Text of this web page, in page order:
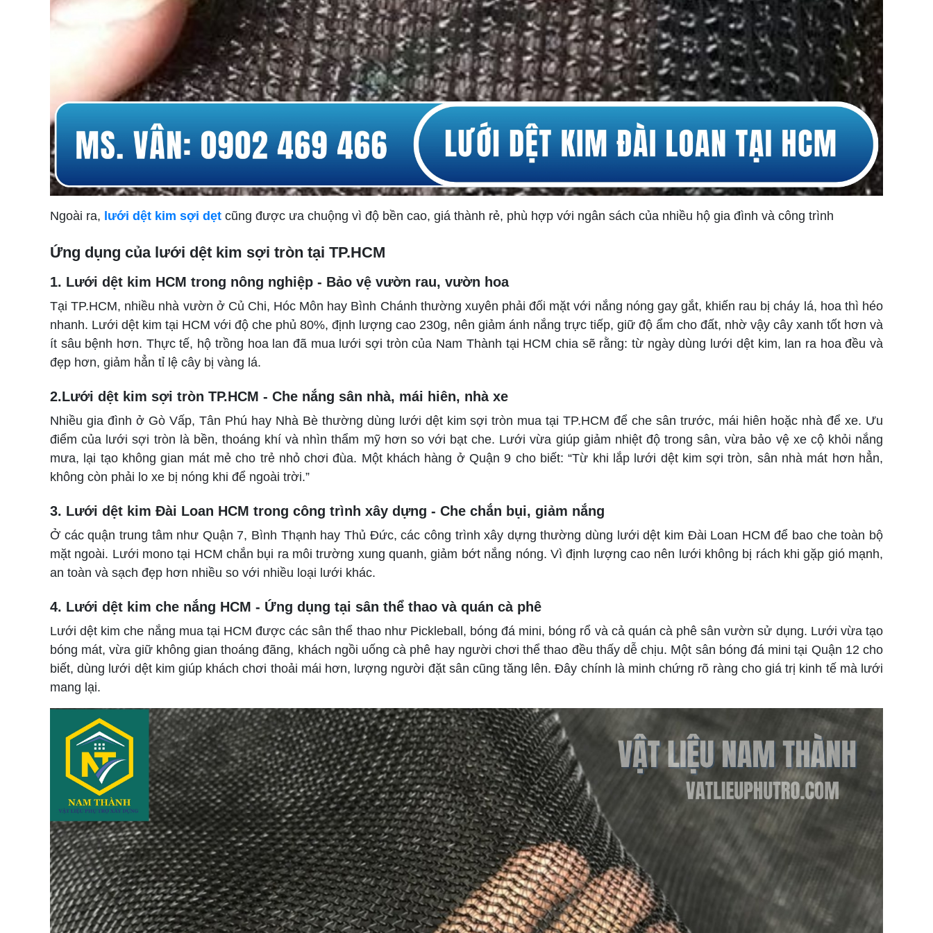
Ngoài ra, lưới dệt kim sợi dẹt cũng được ưa chuộng vì độ bền cao, giá thành rẻ, phù hợp với ngân sách của nhiều hộ gia đình và công trình
Ứng dụng của lưới dệt kim sợi tròn tại TP.HCM
1. Lưới dệt kim HCM trong nông nghiệp - Bảo vệ vườn rau, vườn hoa
Tại TP.HCM, nhiều nhà vườn ở Củ Chi, Hóc Môn hay Bình Chánh thường xuyên phải đối mặt với nắng nóng gay gắt, khiến rau bị cháy lá, hoa thì héo
nhanh. Lưới dệt kim tại HCM với độ che phủ 80%, định lượng cao 230g, nên giảm ánh nắng trực tiếp, giữ độ ẩm cho đất, nhờ vậy cây xanh tốt hơn và
ít sâu bệnh hơn. Thực tế, hộ trồng hoa lan đã mua lưới sợi tròn của Nam Thành tại HCM chia sẽ rằng: từ ngày dùng lưới dệt kim, lan ra hoa đều và
đẹp hơn, giảm hẳn tỉ lệ cây bị vàng lá.
2.Lưới dệt kim sợi tròn TP.HCM - Che nắng sân nhà, mái hiên, nhà xe
Nhiều gia đình ở Gò Vấp, Tân Phú hay Nhà Bè thường dùng lưới dệt kim sợi tròn mua tại TP.HCM để che sân trước, mái hiên hoặc nhà để xe. Ưu
điểm của lưới sợi tròn là bền, thoáng khí và nhìn thẩm mỹ hơn so với bạt che. Lưới vừa giúp giảm nhiệt độ trong sân, vừa bảo vệ xe cộ khỏi nắng
mưa, lại tạo không gian mát mẻ cho trẻ nhỏ chơi đùa. Một khách hàng ở Quận 9 cho biết: “Từ khi lắp lưới dệt kim sợi tròn, sân nhà mát hơn hẳn,
không còn phải lo xe bị nóng khi để ngoài trời.”
3. Lưới dệt kim Đài Loan HCM trong công trình xây dựng - Che chắn bụi, giảm nắng
Ở các quận trung tâm như Quận 7, Bình Thạnh hay Thủ Đức, các công trình xây dựng thường dùng lưới dệt kim Đài Loan HCM để bao che toàn bộ
mặt ngoài. Lưới mono tại HCM chắn bụi ra môi trường xung quanh, giảm bớt nắng nóng. Vì định lượng cao nên lưới không bị rách khi gặp gió mạnh,
an toàn và sạch đẹp hơn nhiều so với nhiều loại lưới khác.
4. Lưới dệt kim che nắng HCM - Ứng dụng tại sân thể thao và quán cà phê
Lưới dệt kim che nắng mua tại HCM được các sân thể thao như Pickleball, bóng đá mini, bóng rổ và cả quán cà phê sân vườn sử dụng. Lưới vừa tạo
bóng mát, vừa giữ không gian thoáng đãng, khách ngồi uống cà phê hay người chơi thể thao đều thấy dễ chịu. Một sân bóng đá mini tại Quận 12 cho
biết, dùng lưới dệt kim giúp khách chơi thoải mái hơn, lượng người đặt sân cũng tăng lên. Đây chính là minh chứng rõ ràng cho giá trị kinh tế mà lưới
mang lại.